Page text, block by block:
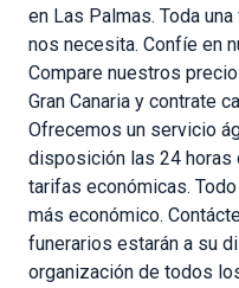
en Las Palmas. Toda
nos necesita. Confíe en
Compare nuestros
Gran Canaria y contrate
Ofrecemos un servicio
disposición las 24 horas
tarifas económicas.
más económico.
funerarios estarán a su
organización de todos